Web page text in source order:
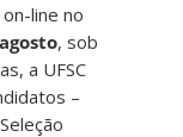
line no
, sob
a UFSC
–